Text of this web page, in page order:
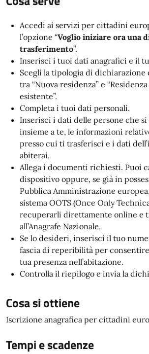
Accedi ai servizi per cittadini
l’opzione “Voglio iniziare ora una
trasferimento”.
Inserisci i tuoi dati anagrafici e il
Scegli la tipologia di
tra “Nuova residenza” e
esistente”.
Completa i tuoi dati personali.
Inserisci i dati delle persone che
insieme a te, le informazioni
presso cui ti trasferisci e i dati
abiterai.
Allega i documenti richiesti. Puoi
dispositivo oppure, se già in
Pubblica Amministrazione
sistema OOTS (Once Only
recuperarli direttamente online e
all’Anagrafe Nazionale.
Se lo desideri, inserisci il tuo
fascia di reperibilità per
tua presenza nell’abitazione.
Controlla il riepilogo e invia la
Cosa si ottiene
Iscrizione anagrafica per cittadini
Tempi e scadenze